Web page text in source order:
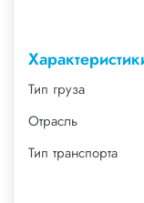
Тип груза
Отрасль
Тип транспорта